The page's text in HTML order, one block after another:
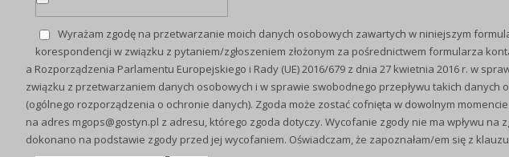
Wyrażam zgodę na przetwarzanie moich danych osobowych zawartych w niniejszym
korespondencji w związku z pytaniem/zgłoszeniem złożonym za pośrednictwem formularza
a Rozporządzenia Parlamentu Europejskiego i Rady (UE) 2016/679 z dnia 27 kwietnia 2016 r. w
związku z przetwarzaniem danych osobowych i w sprawie swobodnego przepływu takich danych
(ogólnego rozporządzenia o ochronie danych). Zgoda może zostać cofnięta w dowolnym
na adres mgops@gostyn.pl z adresu, którego zgoda dotyczy. Wycofanie zgody nie ma wpływu na zgodność z
dokonano na podstawie zgody przed jej wycofaniem. Oświadczam, że zapoznałam/em się z